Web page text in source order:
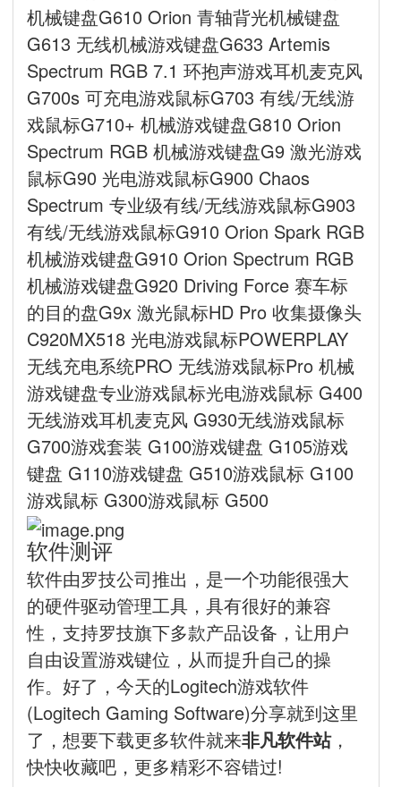
机械键盘G610 Orion 青轴背光机械键盘
G613 无线机械游戏键盘G633 Artemis
Spectrum RGB 7.1 环抱声游戏耳机麦克风
G700s 可充电游戏鼠标G703 有线/无线游
戏鼠标G710+ 机械游戏键盘G810 Orion
Spectrum RGB 机械游戏键盘G9 激光游戏
鼠标G90 光电游戏鼠标G900 Chaos
Spectrum 专业级有线/无线游戏鼠标G903
有线/无线游戏鼠标G910 Orion Spark RGB
机械游戏键盘G910 Orion Spectrum RGB
机械游戏键盘G920 Driving Force 赛车标
的目的盘G9x 激光鼠标HD Pro 收集摄像头
C920MX518 光电游戏鼠标POWERPLAY
无线充电系统PRO 无线游戏鼠标Pro 机械
游戏键盘专业游戏鼠标光电游戏鼠标 G400
无线游戏耳机麦克风 G930无线游戏鼠标
G700游戏套装 G100游戏键盘 G105游戏
键盘 G110游戏键盘 G510游戏鼠标 G100
游戏鼠标 G300游戏鼠标 G500
软件测评
软件由罗技公司推出，是一个功能很强大
的硬件驱动管理工具，具有很好的兼容
性，支持罗技旗下多款产品设备，让用户
自由设置游戏键位，从而提升自己的操
作。好了，今天的Logitech游戏软件
(Logitech Gaming Software)分享就到这里
了，想要下载更多软件就来非凡软件站，
快快收藏吧，更多精彩不容错过!